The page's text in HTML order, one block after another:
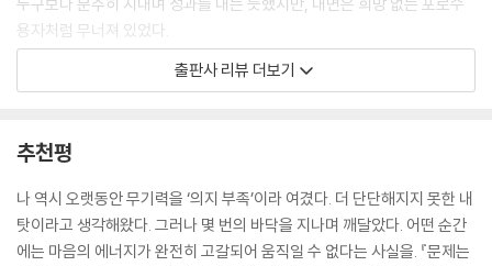
혹은 의존적·강박적인 성격 탓에 남들보다 무기력을 더 심하게 겪는 것일
지도 모른다. 또한 자신을 바라보고 평가하는 방식에 문제가 생겨 발생하
는 인지 부조화의 결과일 수도 있다. 이 모든 원인 중 가장 치명적인 것은
학습된 무기력이다. 타인이나 환경에 의해 자신의 의지와 상관없이 무기력
인지 영역 전반에 장애를 일으킨다. 이 세 요소가 복합적으로 작용해 행동
므로 꿈으로 나아가는 길을 가로막는 무기력을 반드시 끊어내야 한다.
--- 「PART 2 왜 무기력한가」 중에서
용자처럼 무너져 있었다.
인지과학자인 저자는 이런 상황에서 벗어나고자 10년의 시간을 통과하며
이비드 호킨스, 행동경제학자 대니얼 카너먼 등 여러 분야 수많은 학자들
의 연구에서 영감을 얻으며 원인을 집요하게 파고들었다. 그리고 마침내
하나의 결론에 도달했다. 문제의 원인은 능력이 아니라 자신의 내면을 잠
식한 ‘무기력’이며, 이를 해결할 방법 또한 존재한다는 사실을 말이다.
출판사 리뷰 더보기
추천평
나 역시 오랫동안 무기력을 ‘의지 부족’이라 여겼다. 더 단단해지지 못한 내
탓이라고 생각해왔다. 그러나 몇 번의 바닥을 지나며 깨달았다. 어떤 순간
에는 마음의 에너지가 완전히 고갈되어 움직일 수 없다는 사실을. 『문제는